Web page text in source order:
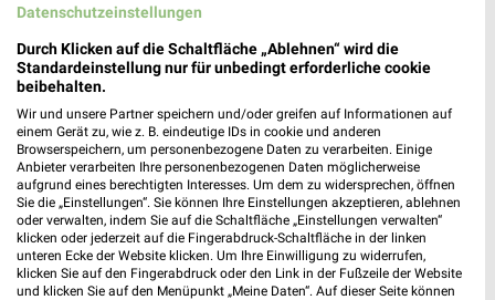
Heute geschlossen
412,44 km
Sonderpreis Baumarkt Sinn
Herborner Straße 7-9
35764 Sinn
Heute geschlossen
407,48 km • Angebote: 2 Prospekte
Datenschutzeinstellungen
Durch Klicken auf die Schaltfläche „Ablehnen“ wird die
Standardeinstellung nur für unbedingt erforderliche cookie
beibehalten.
Wir und unsere Partner speichern und/oder greifen auf Informationen auf
einem Gerät zu, wie z. B. eindeutige IDs in cookie und anderen
Browserspeichern, um personenbezogene Daten zu verarbeiten. Einige
Anbieter verarbeiten Ihre personenbezogenen Daten möglicherweise
aufgrund eines berechtigten Interesses. Um dem zu widersprechen, öffnen
Sie die „Einstellungen“. Sie können Ihre Einstellungen akzeptieren, ablehnen
oder verwalten, indem Sie auf die Schaltfläche „Einstellungen verwalten“
klicken oder jederzeit auf die Fingerabdruck-Schaltfläche in der linken
unteren Ecke der Website klicken. Um Ihre Einwilligung zu widerrufen,
klicken Sie auf den Fingerabdruck oder den Link in der Fußzeile der Website
und klicken Sie auf den Menüpunkt „Meine Daten“. Auf dieser Seite können